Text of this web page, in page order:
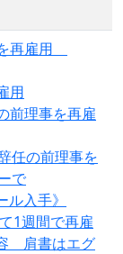
再雇用
用
前理事を再雇
任の前理事を
で
ル入手》
1週間で再雇
肩書はエグ